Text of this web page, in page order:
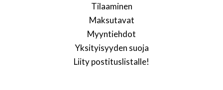
Tilaaminen
Maksutavat
Myyntiehdot
Yksityisyyden suoja
Liity postituslistalle!